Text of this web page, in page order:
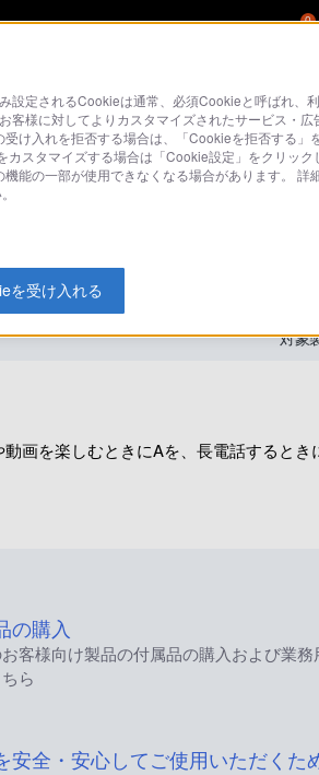
0
検索
対象
画を楽しむときにAを、長電話するとき
の購入
客様向け製品の付属品の購入および業
ら
安全・安心してご使用いただくた
設定されるCookieは通常、必須Cookieと呼ばれ、
客様に対してよりカスタマイズされたサービス・広
け入れを拒否する場合は、「Cookieを拒否する」
スタマイズする場合は「Cookie設定」をクリック
能の一部が使用できなくなる場合があります。 詳
を受け入れる